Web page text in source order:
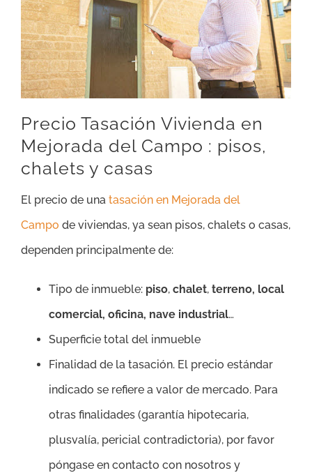
Precio Tasación Vivienda en
Mejorada del Campo : pisos,
chalets y casas
El precio de una tasación en Mejorada del
Campo de viviendas, ya sean pisos, chalets o casas,
dependen principalmente de:
Tipo de inmueble: piso, chalet, terreno, local
comercial, oficina, nave industrial…
Superficie total del inmueble
Finalidad de la tasación. El precio estándar
indicado se refiere a valor de mercado. Para
otras finalidades (garantía hipotecaria,
plusvalía, pericial contradictoria), por favor
póngase en contacto con nosotros y